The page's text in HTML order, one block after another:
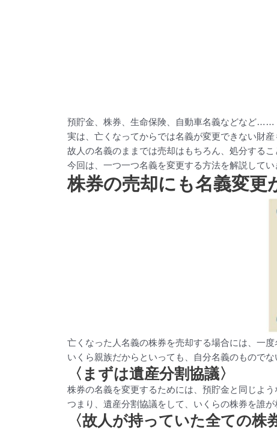
預貯金、株券、生命保険、自動車名義などなど……
実は、亡くなってからでは名義が変更できない財産
故人の名義のままでは売却はもちろん、処分するこ
今回は、一つ一つ名義を変更する方法を解説してい
株券の売却にも名義変更
亡くなった人名義の株券を売却する場合には、一度
いくら親族だからといっても、自分名義のものでな
〈まずは遺産分割協議〉
株券の名義を変更するためには、預貯金と同じよう
つまり、遺産分割協議をして、いくらの株券を誰
〈故人が持っていた全ての株